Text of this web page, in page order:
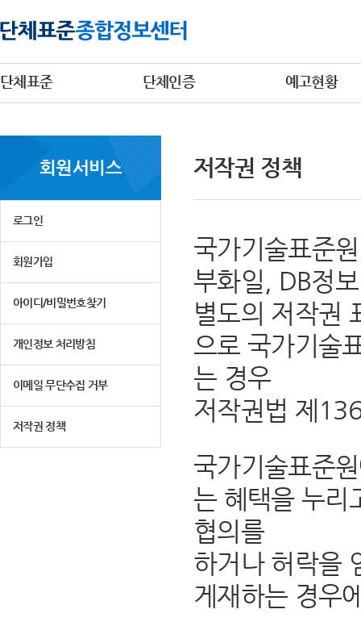
단체표준 단체인증 예고현황
회원서비스
로그인
회원가입
아이디/비밀번호찾기
개인정보 처리방침
이메일 무단수집 거부
저작권 정책
저작권 정책
국가기술표준
부화일, DB정
별도의 저작권
으로 국가기술
는 경우
저작권법 제
국가기술표준
는 혜택을 누리
협의를
하거나 허락을
게재하는 경우